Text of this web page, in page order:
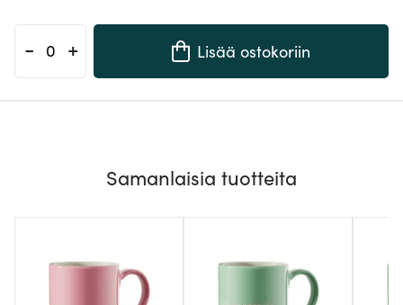
- + Lisää ostokoriin
Samanlaisia tuotteita